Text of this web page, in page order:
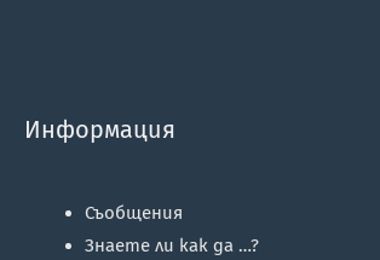
Информация
Съобщения
Знаете ли как да …?